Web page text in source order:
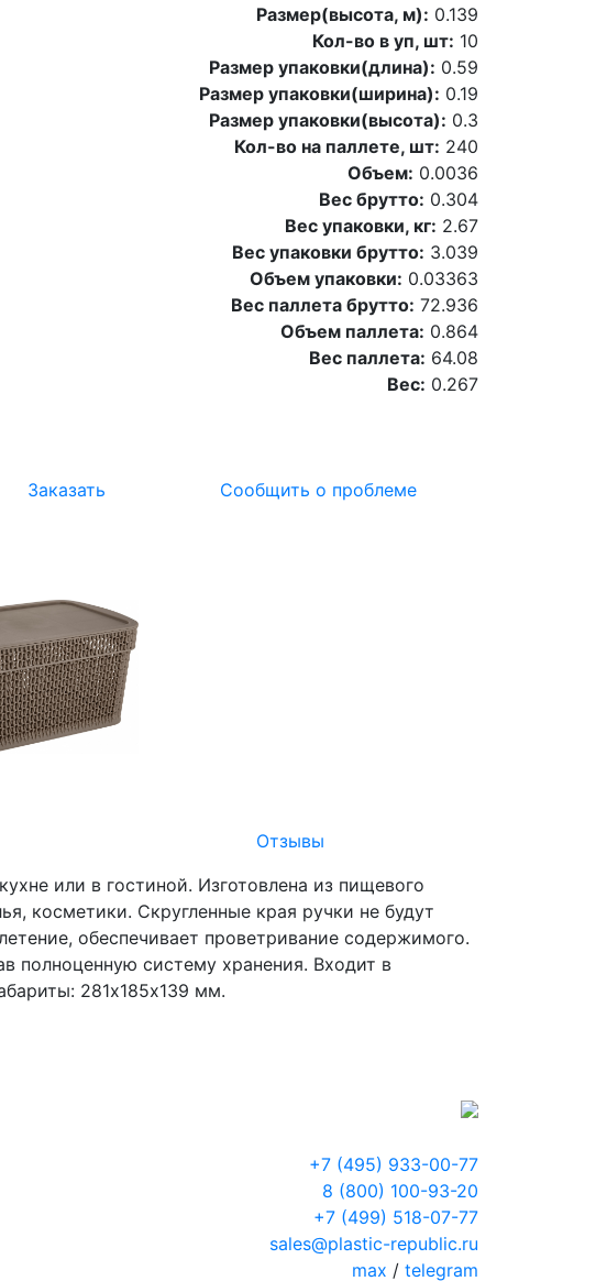
Размер(высота, м): 0.139
Кол-во в уп, шт: 10
Размер упаковки(длина): 0.59
Размер упаковки(ширина): 0.19
Размер упаковки(высота): 0.3
Кол-во на паллете, шт: 240
Объем: 0.0036
Вес брутто: 0.304
Вес упаковки, кг: 2.67
Вес упаковки брутто: 3.039
Объем упаковки: 0.03363
Вес паллета брутто: 72.936
Объем паллета: 0.864
Вес паллета: 64.08
Вес: 0.267
Заказать Сообщить о проблеме
Отзывы
или в гостиной. Изготовлена из пищевого
косметики. Скругленные края ручки не будут
обеспечивает проветривание содержимого.
полноценную систему хранения. Входит в
281х185х139 мм.
+7 (495) 933-00-77
8 (800) 100-93-20
+7 (499) 518-07-77
sales@plastic-republic.ru
max / telegram